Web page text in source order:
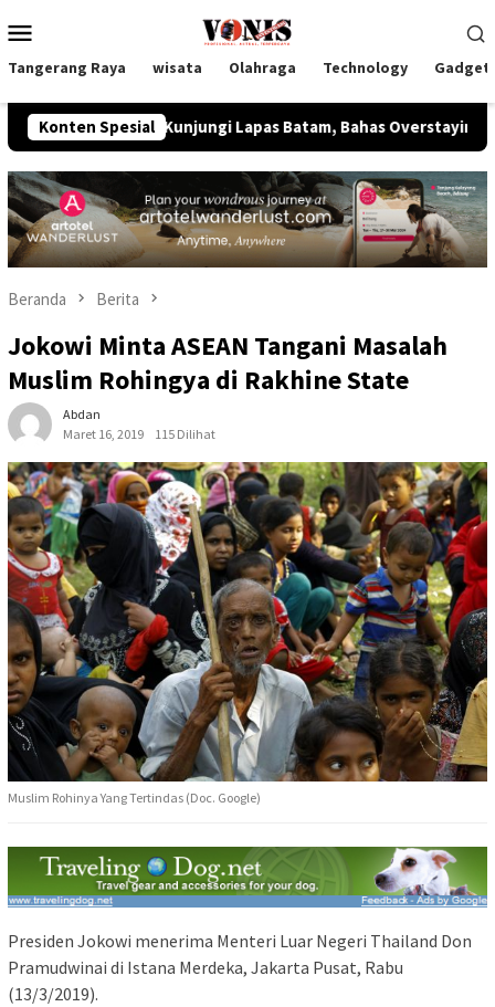
ke
Mobile
Tangerang Raya wisata Olahraga Technology
Konten Spesial
Kunjungi Lapas Batam, Bahas Overstaying dan KUHP Baru
Beranda Berita
Jokowi Minta ASEAN Tangani Masalah
Muslim Rohingya di Rakhine State
Abdan
Maret 16, 2019
115 Dilihat
Muslim Rohinya Yang Tertindas (Doc. Google)
Presiden Jokowi menerima Menteri Luar Negeri Thailand Don
Pramudwinai di Istana Merdeka, Jakarta Pusat, Rabu
(13/3/2019).